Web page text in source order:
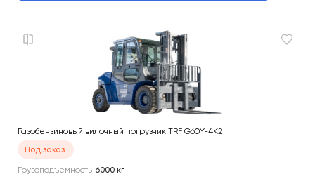
Газобензиновый вилочный погрузчик TRF G60Y-4K2
Под заказ
Грузоподъемность 6000 кг